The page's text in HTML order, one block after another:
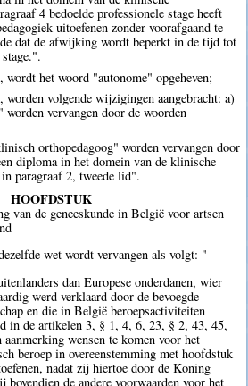
4 bedoelde professionele stage heeft
uitoefenen zonder voorafgaand te
dat de afwijking wordt beperkt in de tijd tot
het woord "autonome" opgeheven;
volgende wijzigingen aangebracht: a)
vervangen door de woorden
orthopedagoog" worden vervangen door
diploma in het domein van de klinische
paragraaf 2, tweede lid".
HOOFDSTUK
van de geneeskunde in België voor artsen
wet wordt vervangen als volgt: "
dan Europese onderdanen, wier
werd verklaard door de bevoegde
en die in België beroepsactiviteiten
in de artikelen 3, § 1, 4, 6, 23, § 2, 43, 45,
wensen te komen voor het
beroep in overeenstemming met hoofdstuk
nadat zij hiertoe door de Koning
bovendien de andere voorwaarden voor het